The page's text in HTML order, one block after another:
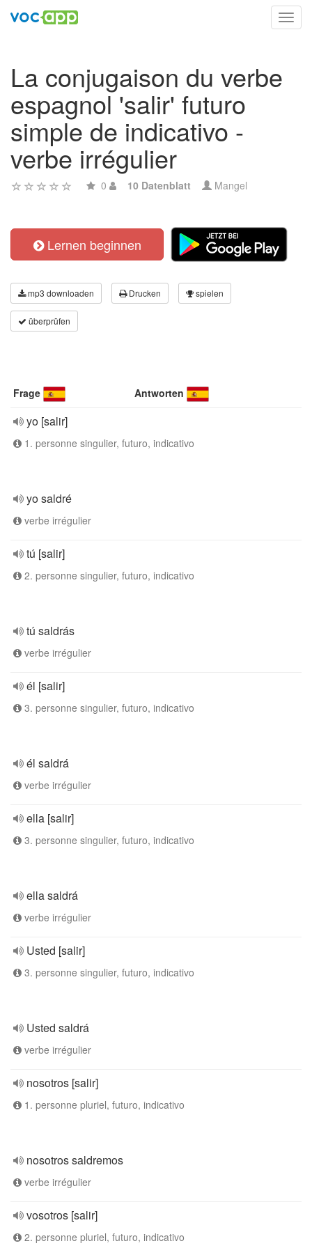
La conjugaison du verbe
espagnol 'salir' futuro
simple de indicativo -
verbe irrégulier
0 10 Datenblatt Mangel
Lernen beginnen
mp3 downloaden Drucken spielen
überprüfen
Frage Antworten
yo [salir]
1. personne singulier, futuro, indicativo
yo saldré
verbe irrégulier
tú [salir]
2. personne singulier, futuro, indicativo
tú saldrás
verbe irrégulier
él [salir]
3. personne singulier, futuro, indicativo
él saldrá
verbe irrégulier
ella [salir]
3. personne singulier, futuro, indicativo
ella saldrá
verbe irrégulier
Usted [salir]
3. personne singulier, futuro, indicativo
Usted saldrá
verbe irrégulier
nosotros [salir]
1. personne pluriel, futuro, indicativo
nosotros saldremos
verbe irrégulier
vosotros [salir]
2. personne pluriel, futuro, indicativo